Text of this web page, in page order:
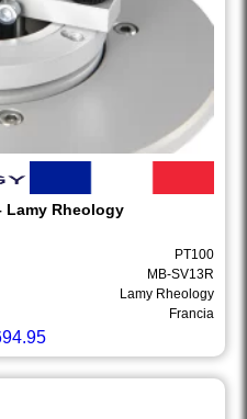
Lamy Rheology
PT100
MB-SV13R
Lamy Rheology
Francia